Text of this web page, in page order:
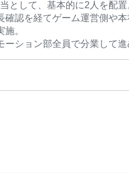
として、基本的に2人を配
確認を経てゲーム運営側や
。
ション部全員で分業して